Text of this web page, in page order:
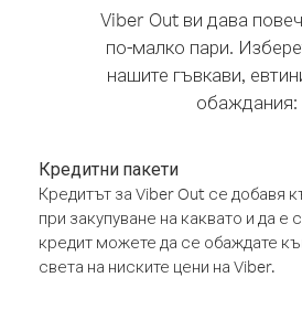
Viber Out ви дава
по-малко пари.
нашите гъвкави,
обаждания:
Кредитни пакети
Кредитът за Viber Out се добавя
при закупуване на каквато и да е
кредит можете да се обаждате
света на ниските цени на Viber.